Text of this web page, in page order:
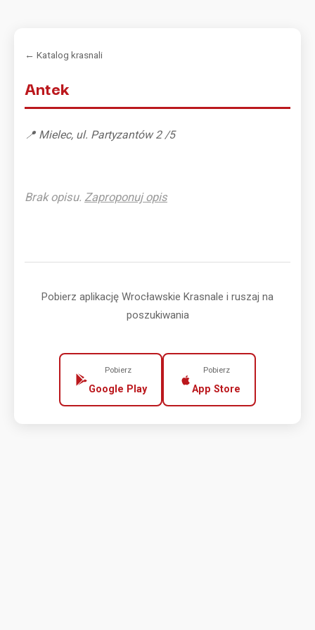
← Katalog krasnali
Antek
📍 Mielec, ul. Partyzantów 2 /5
Brak opisu. Zaproponuj opis
Pobierz aplikację Wrocławskie Krasnale i ruszaj na
poszukiwania
Pobierz
Google Play
Pobierz
App Store